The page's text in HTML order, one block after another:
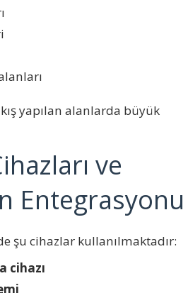
yapılan alanlarda büyük
ve
Entegrasyonu
şu cihazlar kullanılmaktadır:
cihazı